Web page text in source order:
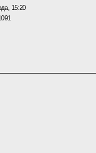
15:20